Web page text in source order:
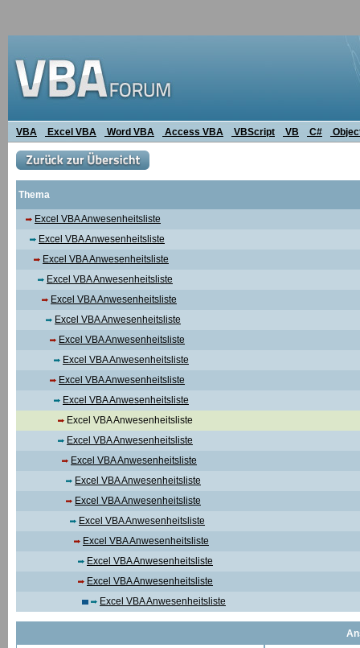
VBA Excel VBA Word VBA Access VBA VBScript VB C#
Thema
Excel VBA Anwesenheitsliste
Excel VBA Anwesenheitsliste
Excel VBA Anwesenheitsliste
Excel VBA Anwesenheitsliste
Excel VBA Anwesenheitsliste
Excel VBA Anwesenheitsliste
Excel VBA Anwesenheitsliste
Excel VBA Anwesenheitsliste
Excel VBA Anwesenheitsliste
Excel VBA Anwesenheitsliste
Excel VBA Anwesenheitsliste
Excel VBA Anwesenheitsliste
Excel VBA Anwesenheitsliste
Excel VBA Anwesenheitsliste
Excel VBA Anwesenheitsliste
Excel VBA Anwesenheitsliste
Excel VBA Anwesenheitsliste
Excel VBA Anwesenheitsliste
Excel VBA Anwesenheitsliste
Excel VBA Anwesenheitsliste